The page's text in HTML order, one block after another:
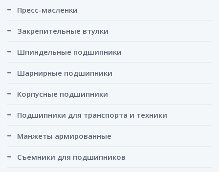
Пресс-масленки
Закрепительные втулки
Шпиндельные подшипники
Шарнирные подшипники
Корпусные подшипники
Подшипники для транспорта и техники
Манжеты армированные
Съемники для подшипников